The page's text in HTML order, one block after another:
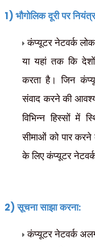
1) भौगोलिक दूरी पर
कंप्यूटर नेटवर्क
या यहां तक कि
करता है। जिन
संवाद करने की
विभिन्न हिस्सों में
सीमाओं को पार करने
के लिए कंप्यूटर
2)सूचना साझा करना:
कंप्यूटर नेटवर्क